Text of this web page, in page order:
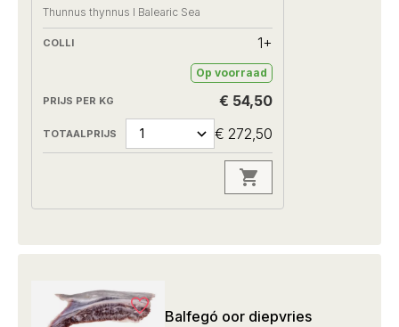
Thunnus thynnus I Balearic Sea
1+
Op voorraad
€ 54,50
€ 272,50
Balfegó oor diepvries